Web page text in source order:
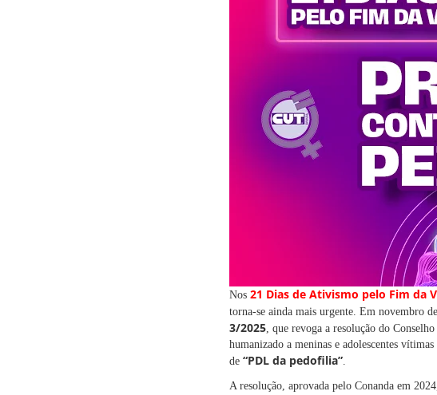
Nos 21 Dias de Ativismo pelo Fim da
torna-se ainda mais urgente. Em novembro
3/2025, que revoga a resolução do
humanizado a meninas e adolescentes
de “PDL da pedofilia”.
A resolução, aprovada pelo Conanda em